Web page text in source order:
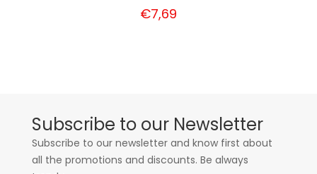
€7,69
Subscribe to our Newsletter
Subscribe to our newsletter and know first about
all the promotions and discounts. Be always